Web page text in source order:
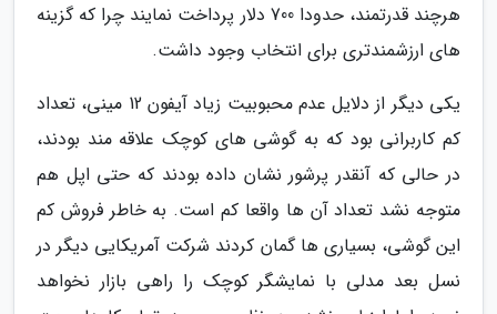
هرچند قدرتمند، حدودا 700 دلار پرداخت نمایند چرا که گزینه
های ارزشمندتری برای انتخاب وجود داشت.
یکی دیگر از دلایل عدم محبوبیت زیاد آیفون 12 مینی، تعداد
کم کاربرانی بود که به گوشی های کوچک علاقه مند بودند،
در حالی که آنقدر پرشور نشان داده بودند که حتی اپل هم
متوجه نشد تعداد آن ها واقعا کم است. به خاطر فروش کم
این گوشی، بسیاری ها گمان کردند شرکت آمریکایی دیگر در
نسل بعد مدلی با نمایشگر کوچک را راهی بازار نخواهد